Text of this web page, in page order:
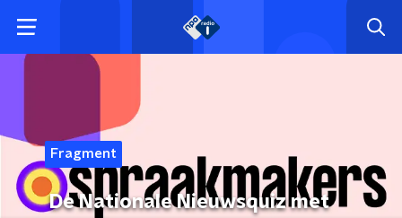
Fragment
De Nationale Nieuwsquiz met